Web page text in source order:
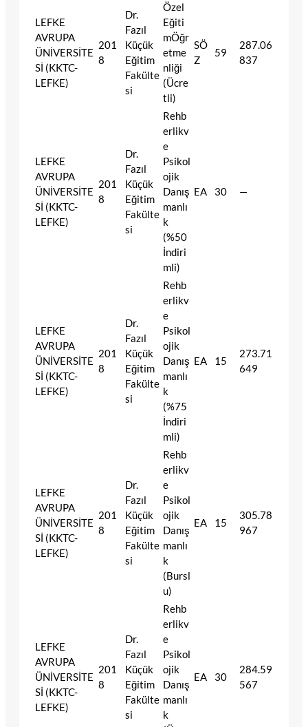
LEFKE
AVRUPA
ÜNİVERSİTE
Sİ (KKTC-
LEFKE)
201
8
Dr.
Fazıl
Küçük
Eğitim
Fakülte
si
Özel
Eğiti
mÖğr
etme
nliği
(Ücre
tli)
SÖ
Z
59
287.06
837
LEFKE
AVRUPA
ÜNİVERSİTE
Sİ (KKTC-
LEFKE)
201
8
Dr.
Fazıl
Küçük
Eğitim
Fakülte
si
Rehb
erlikv
e
Psikol
ojik
Danış
manlı
k
(%50
İndiri
mli)
EA 30 —
LEFKE
AVRUPA
ÜNİVERSİTE
Sİ (KKTC-
LEFKE)
201
8
Dr.
Fazıl
Küçük
Eğitim
Fakülte
si
Rehb
erlikv
e
Psikol
ojik
Danış
manlı
k
(%75
İndiri
mli)
EA 15
273.71
649
LEFKE
AVRUPA
ÜNİVERSİTE
Sİ (KKTC-
LEFKE)
201
8
Dr.
Fazıl
Küçük
Eğitim
Fakülte
si
Rehb
erlikv
e
Psikol
ojik
Danış
manlı
k
(Bursl
u)
EA 15
305.78
967
LEFKE
AVRUPA
ÜNİVERSİTE
Sİ (KKTC-
LEFKE)
201
8
Dr.
Fazıl
Küçük
Eğitim
Fakülte
si
Rehb
erlikv
e
Psikol
ojik
Danış
manlı
k
EA 30
284.59
567